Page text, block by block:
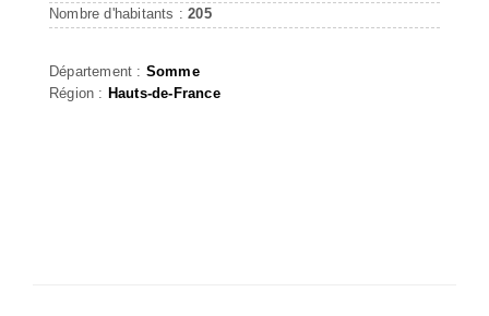
Nombre d'habitants :205
Département : Somme
Région : Hauts-de-France